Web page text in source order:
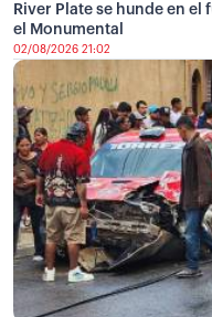
River Plate se hunde en
el Monumental
02/08/2026 21:02